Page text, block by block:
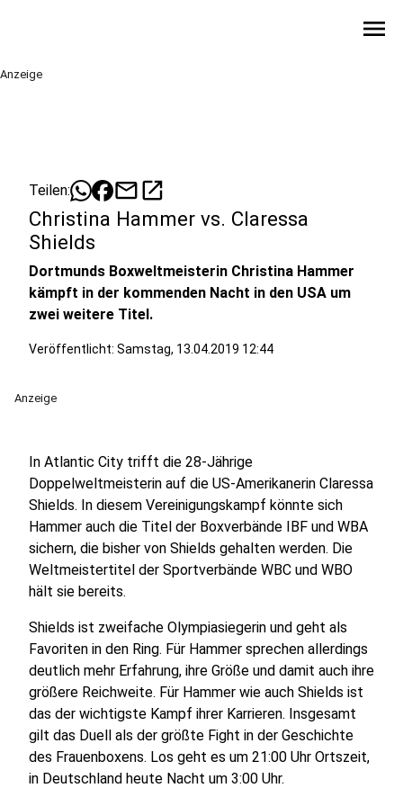
menu
Anzeige
Teilen: mailopen_in_new
Christina Hammer vs. Claressa
Shields
Dortmunds Boxweltmeisterin Christina Hammer
kämpft in der kommenden Nacht in den USA um
zwei weitere Titel.
Veröffentlicht: Samstag, 13.04.2019 12:44
Anzeige
In Atlantic City trifft die 28-Jährige
Doppelweltmeisterin auf die US-Amerikanerin Claressa
Shields. In diesem Vereinigungskampf könnte sich
Hammer auch die Titel der Boxverbände IBF und WBA
sichern, die bisher von Shields gehalten werden. Die
Weltmeistertitel der Sportverbände WBC und WBO
hält sie bereits.
Shields ist zweifache Olympiasiegerin und geht als
Favoriten in den Ring. Für Hammer sprechen allerdings
deutlich mehr Erfahrung, ihre Größe und damit auch ihre
größere Reichweite. Für Hammer wie auch Shields ist
das der wichtigste Kampf ihrer Karrieren. Insgesamt
gilt das Duell als der größte Fight in der Geschichte
des Frauenboxens. Los geht es um 21:00 Uhr Ortszeit,
in Deutschland heute Nacht um 3:00 Uhr.